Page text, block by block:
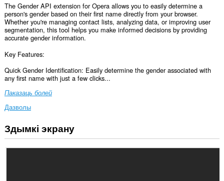
The Gender API extension for Opera allows you to easily determine a
person's gender based on their first name directly from your browser.
Whether you're managing contact lists, analyzing data, or improving user
segmentation, this tool helps you make informed decisions by providing
accurate gender information.
Key Features:
Quick Gender Identification: Easily determine the gender associated with
any first name with just a few clicks...
Паказаць болей
Дазволы
Гэта
пашырэнне
Здымкі экрану